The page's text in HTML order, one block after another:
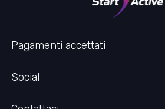
Pagamenti accettati
Social